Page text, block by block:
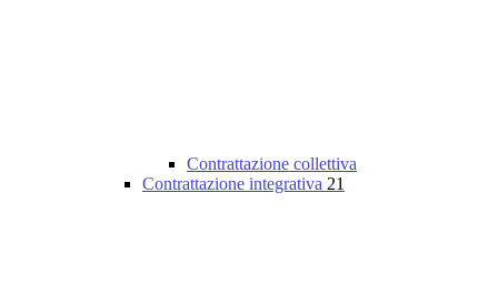
Contrattazione collettiva
Contrattazione integrativa 21